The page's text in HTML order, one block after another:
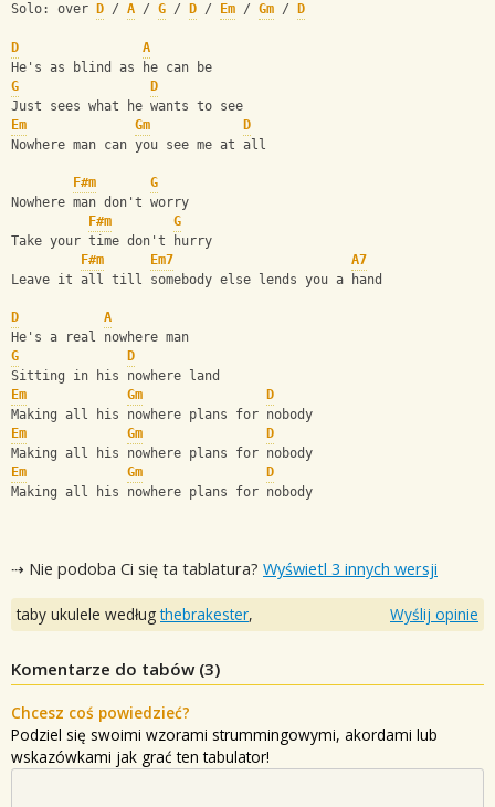
Solo: over D / A / G / D / Em / Gm / D
D
A
He's as blind as he can be
G
D
Just sees what he wants to see
Em
Gm
D
Nowhere man can you see me at all
F#m
G
Nowhere man don't worry
F#m
G
Take your time don't hurry
F#m
Em7
A7
Leave it all till somebody else lends you a hand
D
A
He's a real nowhere man
G
D
Sitting in his nowhere land
Em
Gm
D
Making all his nowhere plans for nobody
Em
Gm
D
Making all his nowhere plans for nobody
Em
Gm
D
Making all his nowhere plans for nobody
⇢ Nie podoba Ci się ta tablatura? Wyświetl 3 innych wersji
taby ukulele wedługthebrakester, Wyślij opinie
Komentarze do tabów (3)
Chcesz coś powiedzieć?
Podziel się swoimi wzorami strummingowymi, akordami lub
wskazówkami jak grać ten tabulator!